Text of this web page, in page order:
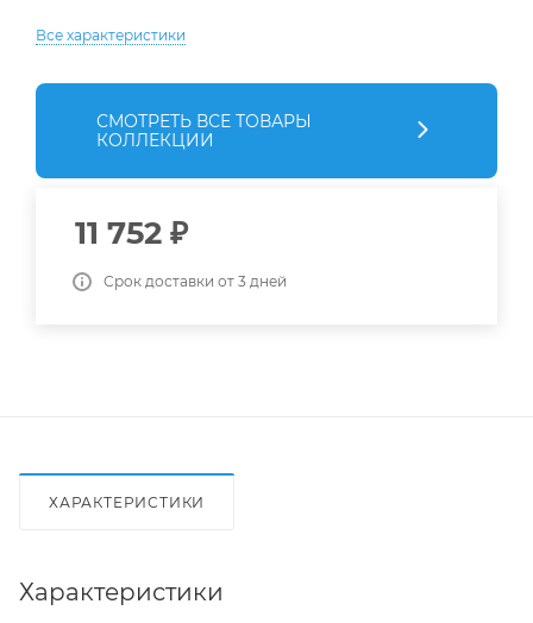
Все характеристики
СМОТРЕТЬ ВСЕ ТОВАРЫ
КОЛЛЕКЦИИ
11 752 ₽
Срок доставки от 3 дней
ХАРАКТЕРИСТИКИ
Характеристики